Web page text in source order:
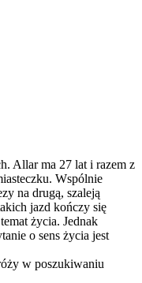
Allar ma 27 lat i razem z
Wspólnie
na drugą, szaleją
jazd kończy się
życia. Jednak
o sens życia jest
w poszukiwaniu